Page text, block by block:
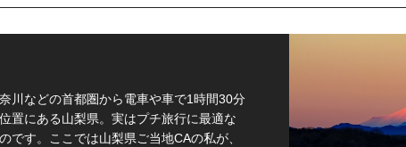
川などの首都圏から電車や車で1時間30分
置にある山梨県。実はプチ旅行に最適な
です。ここでは山梨県ご当地CAの私が、